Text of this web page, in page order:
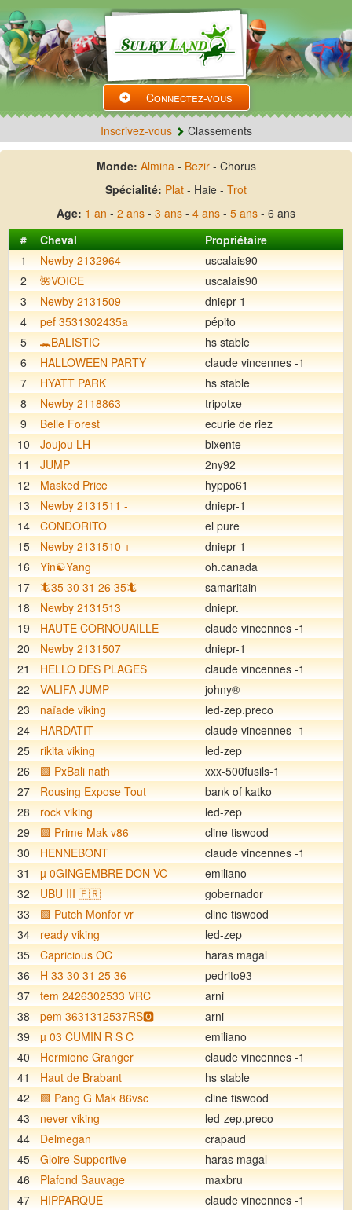
Connectez-vous
Inscrivez-vous Classements
Monde: Almina- Bezir- Chorus
Spécialité: Plat - Haie - Trot
Age: 1 an - 2 ans - 3 ans - 4 ans - 5 ans - 6 ans
#
Cheval
Propriétaire
1
Newby 2132964 uscalais90
2
🌺VOICE uscalais90
3
Newby 2131509 dniepr-1
4
pef 3531302435a pépito
5
🐊BALISTIC hs stable
6
HALLOWEEN PARTY claude vincennes -1
7
HYATT PARK hs stable
8
Newby 2118863 tripotxe
9
Belle Forest ecurie de riez
10
Joujou LH bixente
11
JUMP 2ny92
12
Masked Price hyppo61
13
Newby 2131511 - dniepr-1
14
CONDORITO el pure
15
Newby 2131510 + dniepr-1
16
Yin☯︎Yang oh.canada
17
🦎35 30 31 26 35🦎
samaritain
18
Newby 2131513
dniepr.
19
HAUTE CORNOUAILLE
claude vincennes -1
20
Newby 2131507
dniepr-1
21
HELLO DES PLAGES
claude vincennes -1
22
VALIFA JUMP
johny®
23
naïade viking
led-zep.preco
24
HARDATIT
claude vincennes -1
25
rikita viking
led-zep
26
🟩 PxBali nath
xxx-500fusils-1
27
Rousing Expose Tout
bank of katko
28
rock viking
led-zep
29
🟩 Prime Mak v86
cline tiswood
30
HENNEBONT
claude vincennes -1
31
µ 0GINGEMBRE DON VC
emiliano
32
UBU III 🇫🇷
gobernador
33
🟩 Putch Monfor vr
cline tiswood
34
ready viking
led-zep
35
Capricious OC
haras magal
36
H 33 30 31 25 36
pedrito93
37
tem 2426302533 VRC
arni
38
pem 3631312537RS🅾️
arni
39
µ 03 CUMIN R S C
emiliano
40
Hermione Granger
claude vincennes -1
41
Haut de Brabant
hs stable
42
🟩 Pang G Mak 86vsc
cline tiswood
43
never viking
led-zep.preco
44
Delmegan
crapaud
45
Gloire Supportive
haras magal
46
Plafond Sauvage
maxbru
47
HIPPARQUE
claude vincennes -1